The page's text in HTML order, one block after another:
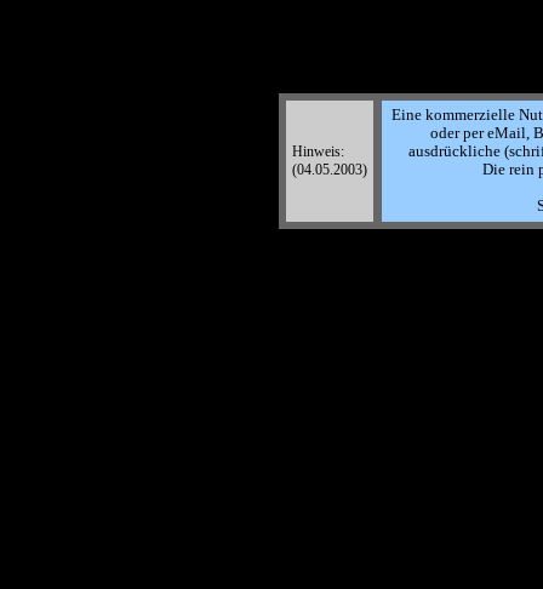
Hinweis:
(04.05.2003)
Eine kommerzielle
oder per eMail,
ausdrückliche
Die rein